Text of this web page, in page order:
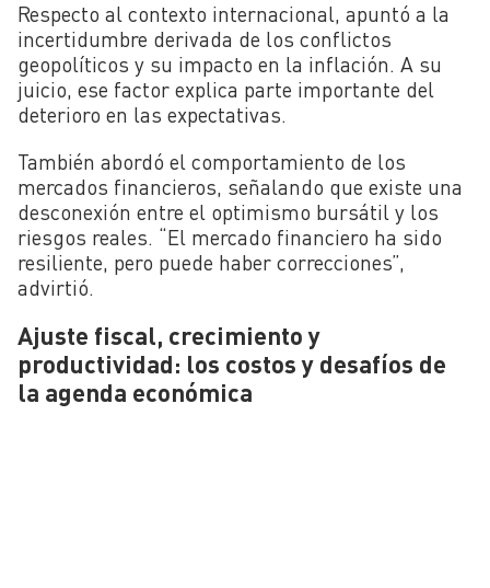
Respecto al contexto internacional, apuntó a la
incertidumbre derivada de los conflictos
geopolíticos y su impacto en la inflación. A su
juicio, ese factor explica parte importante del
deterioro en las expectativas.
También abordó el comportamiento de los
mercados financieros, señalando que existe una
desconexión entre el optimismo bursátil y los
riesgos reales. “El mercado financiero ha sido
resiliente, pero puede haber correcciones”,
advirtió.
Ajuste fiscal, crecimiento y
productividad: los costos y desafíos de
la agenda económica